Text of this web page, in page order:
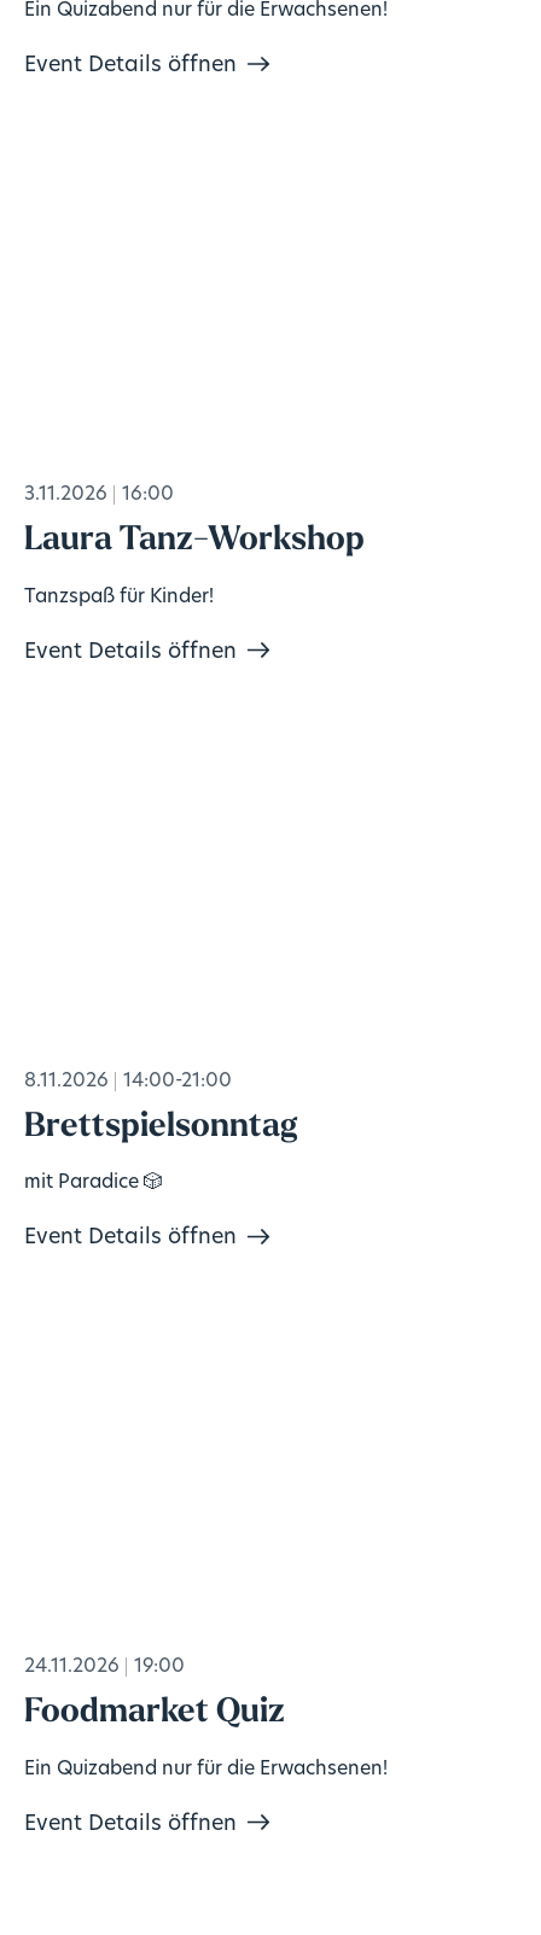
Ein Quizabend nur für die Erwachsenen!
Event Details öffnen
3.11.2026 16:00
Laura Tanz-Workshop
Tanzspaß für Kinder!
Event Details öffnen
8.11.2026 14:00-21:00
Brettspielsonntag
mit Paradice 🎲
Event Details öffnen
24.11.2026 19:00
Foodmarket Quiz
Ein Quizabend nur für die Erwachsenen!
Event Details öffnen